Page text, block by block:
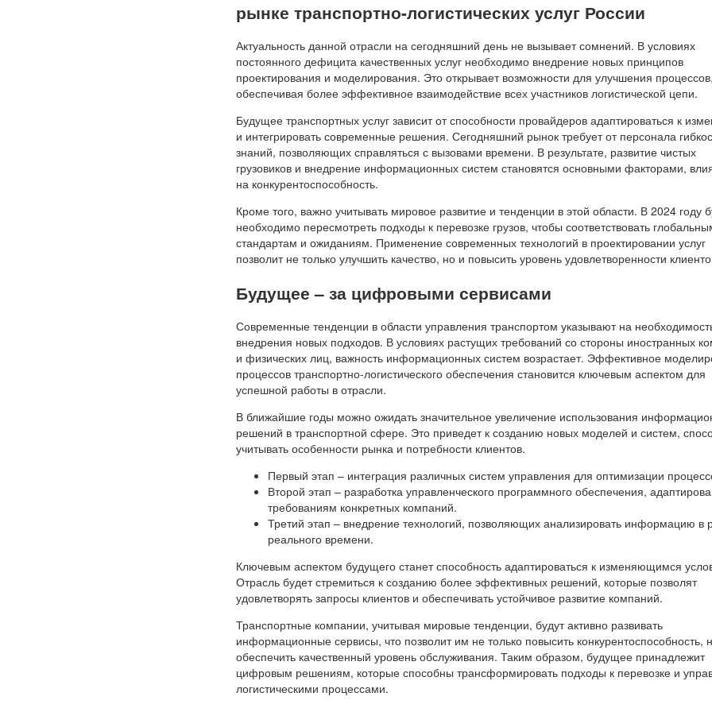
рынке транспортно-логистических услуг России
Актуальность данной отрасли на сегодняшний день не вызывает сомнений. В условиях
постоянного дефицита качественных услуг необходимо внедрение новых принципов
проектирования и моделирования. Это открывает возможности для улучшения процессов,
обеспечивая более эффективное взаимодействие всех участников логистической цепи.
Будущее транспортных услуг зависит от способности провайдеров адаптироваться к
и интегрировать современные решения. Сегодняшний рынок требует от персонала
знаний, позволяющих справляться с вызовами времени. В результате, развитие чистых
грузовиков и внедрение информационных систем становятся основными факторами,
на конкурентоспособность.
Кроме того, важно учитывать мировое развитие и тенденции в этой области. В 2024 году
необходимо пересмотреть подходы к перевозке грузов, чтобы соответствовать
стандартам и ожиданиям. Применение современных технологий в проектировании услуг
позволит не только улучшить качество, но и повысить уровень удовлетворенности
Будущее – за цифровыми сервисами
Современные тенденции в области управления транспортом указывают на
внедрения новых подходов. В условиях растущих требований со стороны иностранных
и физических лиц, важность информационных систем возрастает. Эффективное
процессов транспортно-логистического обеспечения становится ключевым аспектом для
успешной работы в отрасли.
В ближайшие годы можно ожидать значительное увеличение использования
решений в транспортной сфере. Это приведет к созданию новых моделей и систем,
учитывать особенности рынка и потребности клиентов.
Первый этап – интеграция различных систем управления для оптимизации
Второй этап – разработка управленческого программного обеспечения,
требованиям конкретных компаний.
Третий этап – внедрение технологий, позволяющих анализировать информацию в
реального времени.
Ключевым аспектом будущего станет способность адаптироваться к изменяющимся
Отрасль будет стремиться к созданию более эффективных решений, которые позволят
удовлетворять запросы клиентов и обеспечивать устойчивое развитие компаний.
Транспортные компании, учитывая мировые тенденции, будут активно развивать
информационные сервисы, что позволит им не только повысить конкурентоспособность,
обеспечить качественный уровень обслуживания. Таким образом, будущее принадлежит
цифровым решениям, которые способны трансформировать подходы к перевозке и
логистическими процессами.